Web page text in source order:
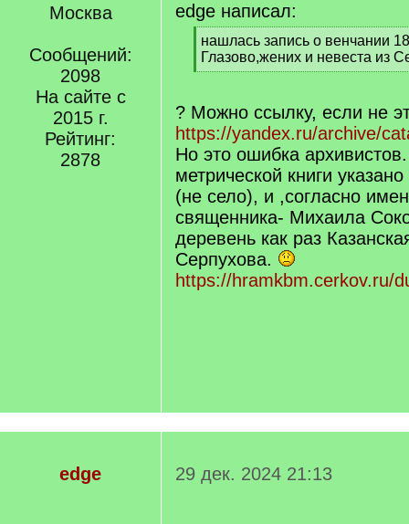
Москва
Сообщений:
2098
На сайте с
2015 г.
Рейтинг:
2878
edge написал:
[
q
]
нашлась запись о венчании
Глазово,жених и невеста из
[
q
]
? Можно ссылку, если не
https://yandex.ru/archive/
Но это ошибка
метрической книги
(не село), и ,согласно
священника- Михаила
деревень как раз
Серпухова.
https://hramkbm.cerkov.ru/
edge 29 дек. 2024 21:13